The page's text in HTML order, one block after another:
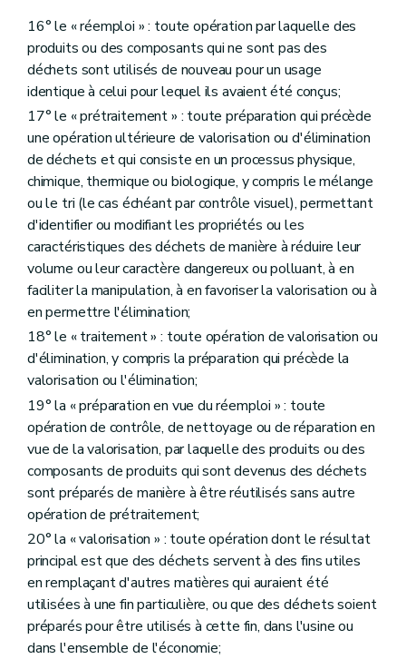
Art. 168
Sous-section 8
Principe forfaitaire
Art. 169
Sous-section 9 Révision des prix
Art. 170
Sous-section 10 Confidentialité
Art. 171
Section 6 Obligation renforcée en matière de plan stratégique
Art. 172
Section 7 Dispositions particulières en cas de pluralité d'organismes en matière de responsabilité élargie des producteurs de produits actifs dans le cadre d'un même régime de responsabilité élargie des producteurs de produits
Art. 173
Chapitre 5 Agréments en matière de responsabilité élargie des producteurs de produits et décisions d'approbation des plans stratégiques individuels
Section 1 Dispositions communes aux agréments en matière de responsabilité élargie des producteurs de produits et aux décisions d'approbation des plans stratégiques individuels
Art. 174
Art. 175
Art. 176
Art. 177
Art. 178
Art. 179
Art. 181
Art. 182
Section 2 Dispositions particulières aux agréments en matière de responsabilité élargie des producteurs de produits
Sous-section 1
Contenu de la demande d'agrément en matière de responsabilité élargie des producteurs de produits
Art. 183
Sous-section 2 Procédures
Art. 184
Art. 185
Art. 186
Art. 187
Art. 188
Art. 189
Art. 190
Section 3 Dispositions particulières aux décisions d'approbation de plan stratégique individuel
Sous-section 1 Contenu de la demande d'approbation de plan stratégique individuel
Art. 191
Sous-section 2 Procédures
16° le « réemploi » : toute opération par laquelle des
produits ou des composants qui ne sont pas des
déchets sont utilisés de nouveau pour un usage
identique à celui pour lequel ils avaient été conçus;
17° le « prétraitement » : toute préparation qui précède
une opération ultérieure de valorisation ou d'élimination
de déchets et qui consiste en un processus physique,
chimique, thermique ou biologique, y compris le mélange
ou le tri (le cas échéant par contrôle visuel), permettant
d'identifier ou modifiant les propriétés ou les
caractéristiques des déchets de manière à réduire leur
volume ou leur caractère dangereux ou polluant, à en
faciliter la manipulation, à en favoriser la valorisation ou à
en permettre l'élimination;
18° le « traitement » : toute opération de valorisation ou
d'élimination, y compris la préparation qui précède la
valorisation ou l'élimination;
19° la « préparation en vue du réemploi » : toute
opération de contrôle, de nettoyage ou de réparation en
vue de la valorisation, par laquelle des produits ou des
composants de produits qui sont devenus des déchets
sont préparés de manière à être réutilisés sans autre
opération de prétraitement;
20° la « valorisation » : toute opération dont le résultat
principal est que des déchets servent à des fins utiles
en remplaçant d'autres matières qui auraient été
utilisées à une fin particulière, ou que des déchets soient
préparés pour être utilisés à cette fin, dans l'usine ou
dans l'ensemble de l'économie;